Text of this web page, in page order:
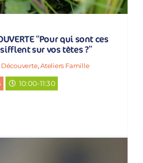
“Pour qui sont ces
sur vos têtes ?”
,Ateliers Famille
10:00-11:30